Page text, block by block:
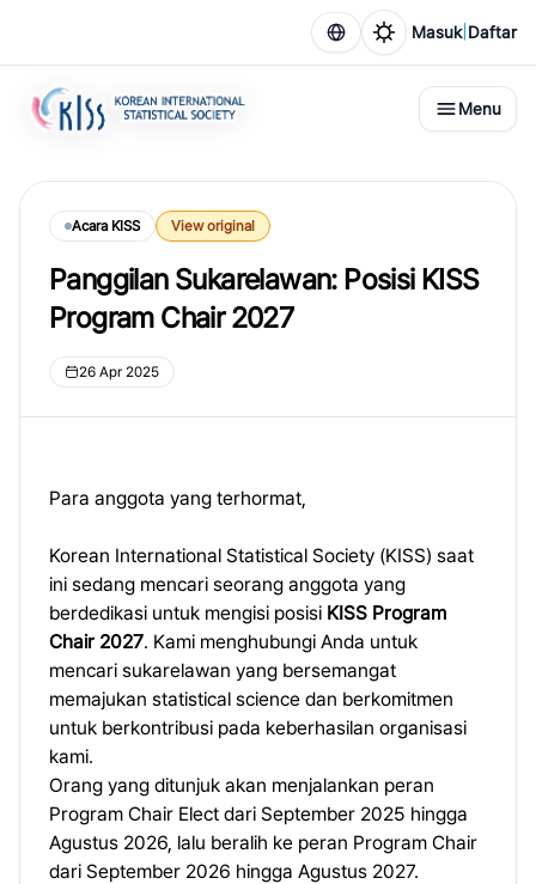
Masuk| Daftar
Menu
Acara KISS View original
Panggilan Sukarelawan: Posisi KISS
Program Chair 2027
26 Apr 2025
Para anggota yang terhormat,
Korean International Statistical Society (KISS) saat
ini sedang mencari seorang anggota yang
berdedikasi untuk mengisi posisi KISS Program
Chair 2027. Kami menghubungi Anda untuk
mencari sukarelawan yang bersemangat
memajukan statistical science dan berkomitmen
untuk berkontribusi pada keberhasilan organisasi
kami.
Orang yang ditunjuk akan menjalankan peran
Program Chair Elect dari September 2025 hingga
Agustus 2026, lalu beralih ke peran Program Chair
dari September 2026 hingga Agustus 2027.